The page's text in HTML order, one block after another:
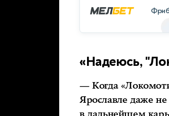
«Надеюсь,
— Когда
Ярославле даже